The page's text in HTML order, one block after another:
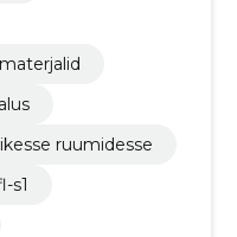
ruumidesse
s1